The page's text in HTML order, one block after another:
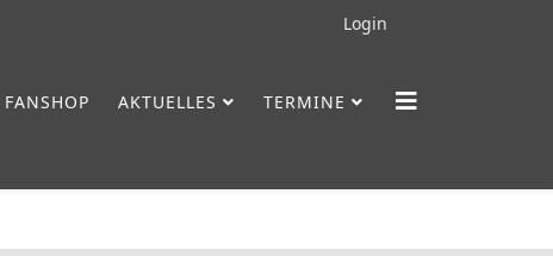
Login
FANSHOP AKTUELLES TERMINE